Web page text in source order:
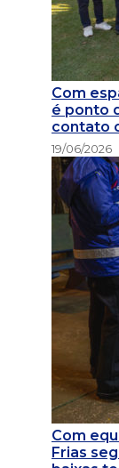
Com
é ponto
contato
19/06/2026
Com
Frias